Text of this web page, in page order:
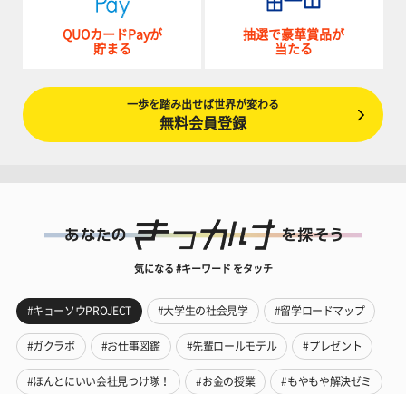
QUOカードPayが
貯まる
抽選で豪華賞品が
当たる
一歩を踏み出せば世界が変わる
無料会員登録
気になる #キーワード をタッチ
#キョーソウPROJECT #大学生の社会見学 #留学ロードマップ
#ガクラボ #お仕事図鑑 #先輩ロールモデル #プレゼント
#ほんとにいい会社見つけ隊！ #お金の授業 #もやもや解決ゼミ